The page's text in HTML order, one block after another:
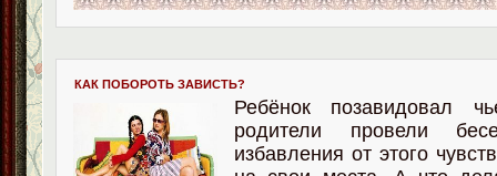
КАК ПОБОРОТЬ ЗАВИСТЬ?
Ребёнок позавидовал
родители провели
избавления от этого